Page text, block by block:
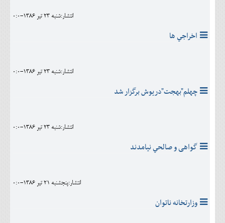
انتشار:شنبه 23 تير 1386-0:0
اخراجي ها
انتشار:شنبه 23 تير 1386-0:0
چهلم"بهجت"دريوش برگزار شد
انتشار:شنبه 23 تير 1386-0:0
گواهی و صالحي نيامدند
انتشار:پنجشنبه 21 تير 1386-0:0
وزارتخانه ناتوان